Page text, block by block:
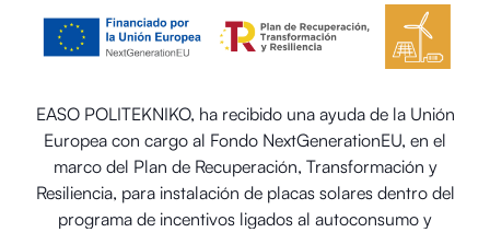
EASO POLITEKNIKO, ha recibido una ayuda de la Unión
Europea con cargo al Fondo NextGenerationEU, en el
marco del Plan de Recuperación, Transformación y
Resiliencia, para instalación de placas solares dentro del
programa de incentivos ligados al autoconsumo y